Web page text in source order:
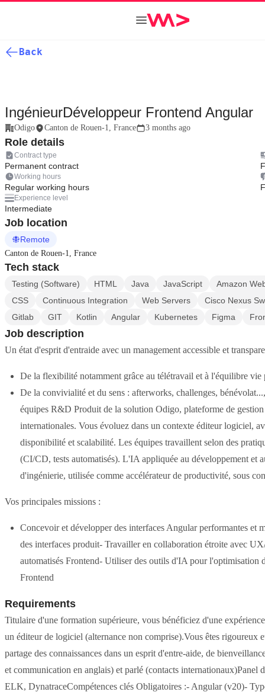
Back
IngénieurDéveloppeur Frontend Angular
Odigo Canton de Rouen-1, France 3 months ago
Role details
Contract type
Permanent contract
Working hours
Regular working hours
Experience level
Intermediate
Job location
Remote
Canton de Rouen-1, France
Tech stack
Testing (Software) HTML Java JavaScript
Amazon
CSS
Continuous Integration Web Servers
Cisco Nexus
Gitlab
GIT Kotlin Angular Kubernetes Figma
Job description
Un état d'esprit d'entraide avec un management accessible et
De la flexibilité notamment grâce au télétravail et à l'équilibre vie
De la convivialité et du sens : afterworks, challenges,
équipes R&D Produit de la solution Odigo, plateforme de
internationales. Vous évoluez dans un contexte éditeur logiciel,
disponibilité et scalabilité. Les équipes travaillent selon des
(CI/CD, tests automatisés). L'IA appliquée au développement et
d'ingénierie, utilisée comme accélérateur de productivité, sous
Vos principales missions :
Concevoir et développer des interfaces Angular performantes et
des interfaces produit- Travailler en collaboration étroite avec
automatisés Frontend- Utiliser des outils d'IA pour l'optimisation
Frontend
Requirements
Titulaire d'une formation supérieure, vous bénéficiez d'une
un éditeur de logiciel (alternance non comprise).Vous êtes rigoureux
partage des connaissances dans un esprit d'entre-aide, de
et communication en anglais) et parlé (contacts
ELK, DynatraceCompétences clés Obligatoires :- Angular (v20)-